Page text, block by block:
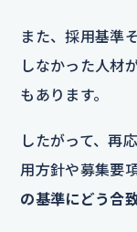
また、採用基準
しなかった人材
もあります。
したがって、再
用方針や募集要
の基準にどう合